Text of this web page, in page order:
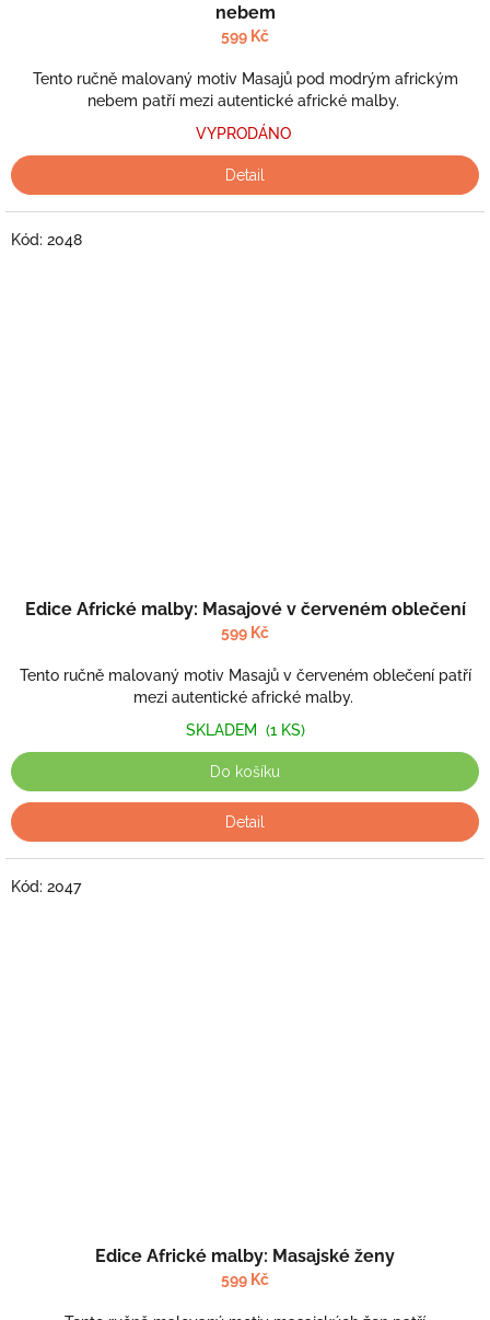
produktu
je
z
5
nebem
599 Kč
Tento ručně malovaný motiv Masajů pod modrým africkým
nebem patří mezi autentické africké malby.
VYPRODÁNO
Detail
Edice Africké malby: Masajové v červeném oblečení
599 Kč
Tento ručně malovaný motiv Masajů v červeném oblečení patří
mezi autentické africké malby.
SKLADEM (1 KS)
Do košíku
Detail
Kód: 2048
Edice Africké malby: Masajské ženy
599 Kč
Kód: 2047